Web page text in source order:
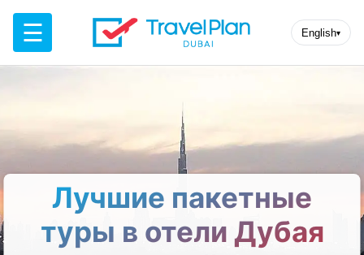
☰ English▾
Лучшие пакетные
туры в отели Дубая